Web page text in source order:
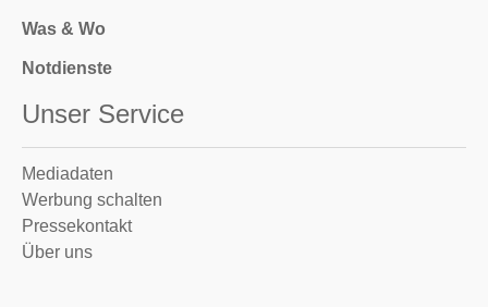
Was & Wo
Notdienste
Unser Service
Mediadaten
Werbung schalten
Pressekontakt
Über uns